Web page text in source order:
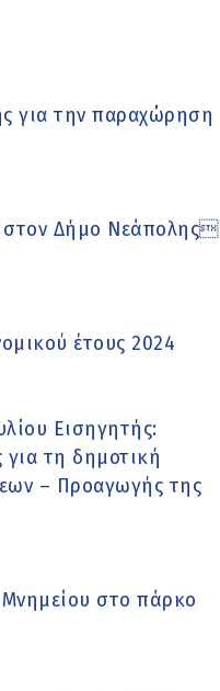
για την παραχώρηση
στον Δήμο Νεάπολης
έτους 2024
Εισηγητής:
τη δημοτική
– Προαγωγής της
στο πάρκο